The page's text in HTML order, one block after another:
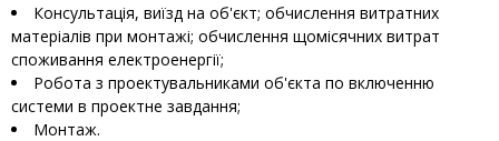
Консультація, виїзд на об'єкт; обчислення витратних
матеріалів при монтажі; обчислення щомісячних витрат
споживання електроенергії;
Робота з проектувальниками об'єкта по включенню
системи в проектне завдання;
Монтаж.